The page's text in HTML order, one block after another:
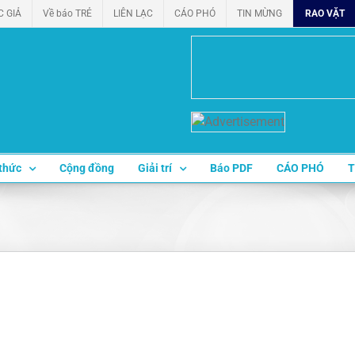
GIẢ Về báo TRẺ LIÊN LẠC CÁO PHÓ TIN MỪNG RAO VẶT
Cộng đồng Giải trí Báo PDF CÁO PHÓ